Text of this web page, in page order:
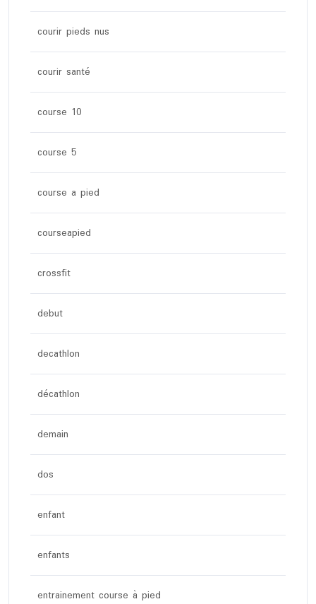
courir pieds nus
courir santé
course 10
course 5
course a pied
courseapied
crossfit
debut
decathlon
décathlon
demain
dos
enfant
enfants
entrainement course à pied